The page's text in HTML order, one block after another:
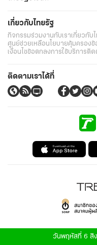
เกี่ยวกับไทยรัฐ
กิจกรรมร่วมงานกับเราเกี่ยวกับ
ศูนย์ช่วยเหลือนโยบายคุ้มครอง
เงื่อนไขข้อตกลงการใช้บริการติด
ติดตามเราได้ที่
วันพฤหัสที่ 6 สิ